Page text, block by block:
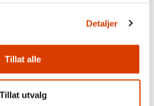
Detaljer
Tillat alle
Tillat utvalg